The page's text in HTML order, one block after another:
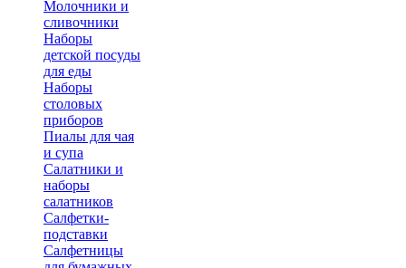
Молочники и
сливочники
Наборы
детской посуды
для еды
Наборы
столовых
приборов
Пиалы для чая
и супа
Салатники и
наборы
салатников
Салфетки-
подставки
Салфетницы